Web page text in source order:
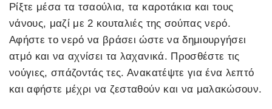
Ρίξτε μέσα τα τσαούλια, τα καροτάκια και τους
νάνους, μαζί με 2 κουταλιές της σούπας νερό.
Αφήστε το νερό να βράσει ώστε να δημιουργήσει
ατμό και να αχνίσει τα λαχανικά. Προσθέστε τις
νούγιες, σπάζοντάς τες. Ανακατέψτε για ένα λεπτό
και αφήστε μέχρι να ζεσταθούν και να μαλακώσουν.